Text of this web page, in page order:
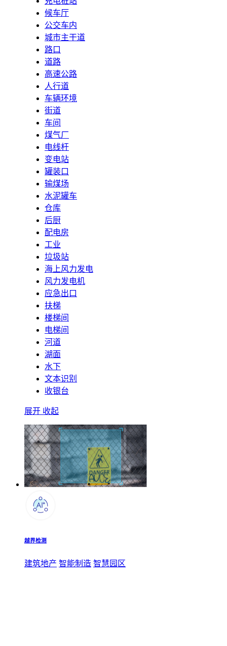
候车厅
公交车内
城市主干道
路口
道路
高速公路
人行道
车辆环境
街道
车间
煤气厂
电线杆
变电站
罐装口
输煤场
水泥罐车
仓库
后厨
配电房
工业
垃圾站
海上风力发电
风力发电机
应急出口
扶梯
楼梯间
电梯间
河道
湖面
水下
文本识别
收银台
展开 收起
越界检测
建筑地产 智能制造 智慧园区